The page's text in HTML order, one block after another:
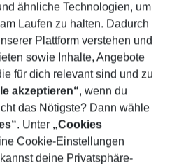
Calpe für 2026
ähnliche Technologien, um
Laufen zu halten. Dadurch
Plattform verstehen und
sowie Inhalte, Angebote
für dich relevant sind und zu
akzeptieren“, wenn du
das Nötigste? Dann wähle
. Unter „Cookies
Cookie-Einstellungen
deine Privatsphäre-